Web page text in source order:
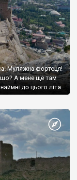
Муляжна фортеця!
шо? А мене ще там
до цього літа.